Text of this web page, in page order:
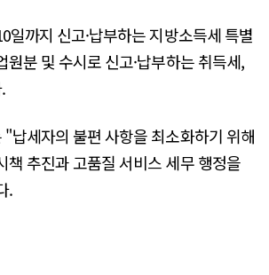
일까지 신고·납부하는 지방소득세 특별
원분 및 수시로 신고·납부하는 취득세,
납세자의 불편 사항을 최소화하기 위해
책 추진과 고품질 서비스 세무 행정을
.